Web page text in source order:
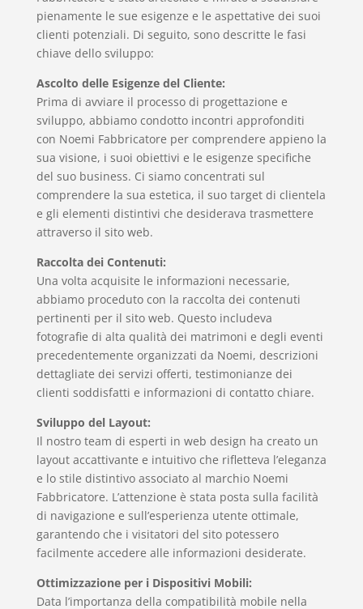
pienamente le sue esigenze e le aspettative dei suoi
clienti potenziali. Di seguito, sono descritte le fasi
chiave dello sviluppo:
Ascolto delle Esigenze del Cliente:
Prima di avviare il processo di progettazione e
sviluppo, abbiamo condotto incontri approfonditi
con Noemi Fabbricatore per comprendere appieno la
sua visione, i suoi obiettivi e le esigenze specifiche
del suo business. Ci siamo concentrati sul
comprendere la sua estetica, il suo target di clientela
e gli elementi distintivi che desiderava trasmettere
attraverso il sito web.
Raccolta dei Contenuti:
Una volta acquisite le informazioni necessarie,
abbiamo proceduto con la raccolta dei contenuti
pertinenti per il sito web. Questo includeva
fotografie di alta qualità dei matrimoni e degli eventi
precedentemente organizzati da Noemi, descrizioni
dettagliate dei servizi offerti, testimonianze dei
clienti soddisfatti e informazioni di contatto chiare.
Sviluppo del Layout:
Il nostro team di esperti in web design ha creato un
layout accattivante e intuitivo che rifletteva l’eleganza
e lo stile distintivo associato al marchio Noemi
Fabbricatore. L’attenzione è stata posta sulla facilità
di navigazione e sull’esperienza utente ottimale,
garantendo che i visitatori del sito potessero
facilmente accedere alle informazioni desiderate.
Ottimizzazione per i Dispositivi Mobili:
Data l’importanza della compatibilità mobile nella